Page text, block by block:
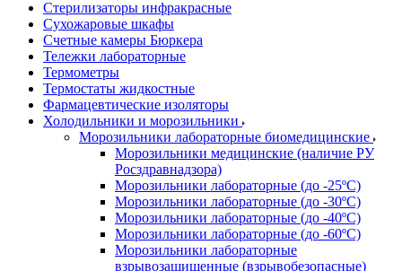
Стерилизаторы инфракрасные
Сухожаровые шкафы
Счетные камеры Бюркера
Тележки лабораторные
Термометры
Термостаты жидкостные
Фармацевтические изоляторы
Холодильники и морозильники
Морозильники лабораторные биомедицинские
Морозильники медицинские (наличие РУ
Росздравнадзора)
Морозильники лабораторные (до -25ºС)
Морозильники лабораторные (до -30ºС)
Морозильники лабораторные (до -40ºС)
Морозильники лабораторные (до -60ºС)
Морозильники лабораторные
взрывозащищенные (взрывобезопасные)